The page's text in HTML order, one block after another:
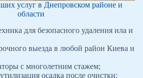
услуг в Днепровском районе и
области
для безопасного удаления ила и
выезда в любой район Киева и
с многолетним стажем;
осадка после очистки;